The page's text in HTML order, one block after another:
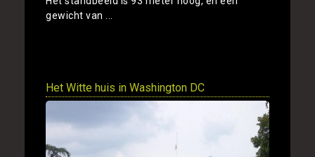
gewicht van ...
Het Witte huis in Washington DC